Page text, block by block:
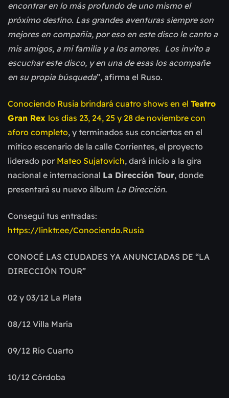
encontrar en lo más profundo de uno mismo el
próximo destino. Las grandes aventuras siempre son
mejores en compañía, por eso en este disco le canto a
mis amigos, a mi familia y a los amores. Los invito a
escuchar este disco, y en una de esas los acompañe
en su propia búsqueda”, afirma el Ruso.
Conociendo Rusia brindará cuatro shows en el Teatro
Gran Rex los días 23, 24, 25 y 28 de noviembre con
aforo completo, y terminados sus conciertos en el
mítico escenario de la calle Corrientes, el proyecto
liderado por Mateo Sujatovich, dará inicio a la gira
nacional e internacional La Dirección Tour, donde
presentará su nuevo álbum La Dirección.
Conseguí tus entradas:
https://linktr.ee/Conociendo.Rusia
CONOCÉ LAS CIUDADES YA ANUNCIADAS DE “LA
DIRECCIÓN TOUR”
02 y 03/12 La Plata
08/12 Villa María
09/12 Río Cuarto
10/12 Córdoba